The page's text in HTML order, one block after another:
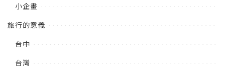
小企畫
旅行的意義
台中
台灣